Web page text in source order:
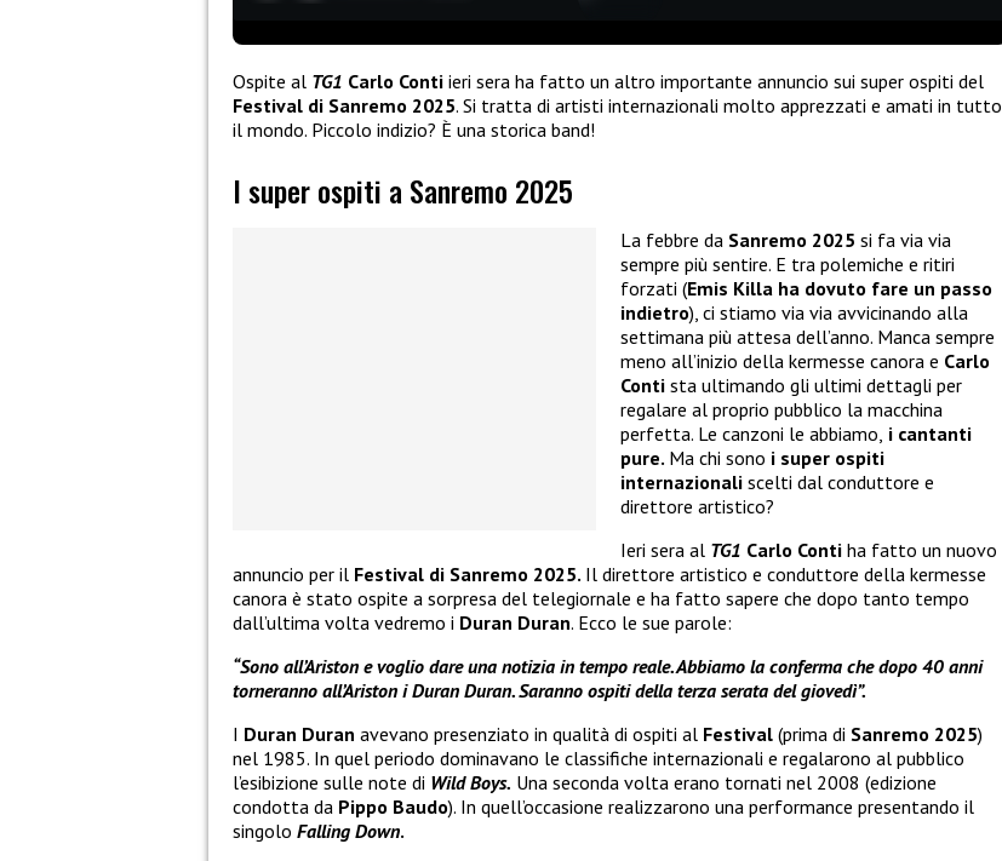
Ospite al TG1 Carlo Conti ieri sera ha fatto un altro importante annuncio sui super ospiti del
Festival di Sanremo 2025. Si tratta di artisti internazionali molto apprezzati e amati in tutto
il mondo. Piccolo indizio? È una storica band!
I super ospiti a Sanremo 2025
La febbre da Sanremo 2025 si fa via via
sempre più sentire. E tra polemiche e ritiri
forzati (Emis Killa ha dovuto fare un passo
indietro), ci stiamo via via avvicinando alla
settimana più attesa dell’anno. Manca sempre
meno all’inizio della kermesse canora e Carlo
Conti sta ultimando gli ultimi dettagli per
regalare al proprio pubblico la macchina
perfetta. Le canzoni le abbiamo, i cantanti
pure. Ma chi sono i super ospiti
internazionali scelti dal conduttore e
direttore artistico?
Ieri sera al TG1 Carlo Conti ha fatto un nuovo
annuncio per il Festival di Sanremo 2025. Il direttore artistico e conduttore della kermesse
canora è stato ospite a sorpresa del telegiornale e ha fatto sapere che dopo tanto tempo
dall’ultima volta vedremo i Duran Duran. Ecco le sue parole:
“Sono all’Ariston e voglio dare una notizia in tempo reale. Abbiamo la conferma che dopo 40 anni
torneranno all’Ariston i Duran Duran. Saranno ospiti della terza serata del giovedì”.
I Duran Duran avevano presenziato in qualità di ospiti al Festival (prima di Sanremo 2025)
nel 1985. In quel periodo dominavano le classifiche internazionali e regalarono al pubblico
l’esibizione sulle note di Wild Boys. Una seconda volta erano tornati nel 2008 (edizione
condotta da Pippo Baudo). In quell’occasione realizzarono una performance presentando il
singolo Falling Down.